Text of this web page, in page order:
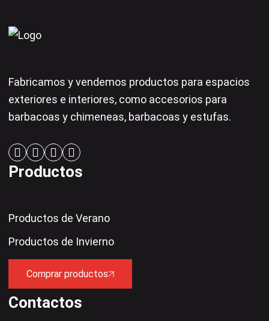
Fabricamos y vendemos productos para espacios
exteriores e interiores, como accesorios para
barbacoas y chimeneas, barbacoas y estufas.
Productos
Productos de Verano
Productos de Invierno
Comprar productos
Contactos